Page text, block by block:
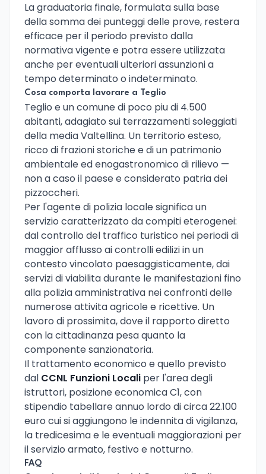
La graduatoria finale, formulata sulla base
della somma dei punteggi delle prove, restera
efficace per il periodo previsto dalla
normativa vigente e potra essere utilizzata
anche per eventuali ulteriori assunzioni a
tempo determinato o indeterminato.
Cosa comporta lavorare a Teglio
Teglio e un comune di poco piu di 4.500
abitanti, adagiato sui terrazzamenti soleggiati
della media Valtellina. Un territorio esteso,
ricco di frazioni storiche e di un patrimonio
ambientale ed enogastronomico di rilievo —
non a caso il paese e considerato patria dei
pizzoccheri.
Per l'agente di polizia locale significa un
servizio caratterizzato da compiti eterogenei:
dal controllo del traffico turistico nei periodi di
maggior afflusso ai controlli edilizi in un
contesto vincolato paesaggisticamente, dai
servizi di viabilita durante le manifestazioni fino
alla polizia amministrativa nei confronti delle
numerose attivita agricole e ricettive. Un
lavoro di prossimita, dove il rapporto diretto
con la cittadinanza pesa quanto la
componente sanzionatoria.
Il trattamento economico e quello previsto
dal CCNL Funzioni Locali per l'area degli
istruttori, posizione economica C1, con
stipendio tabellare annuo lordo di circa 22.100
euro cui si aggiungono le indennita di vigilanza,
la tredicesima e le eventuali maggiorazioni per
il servizio armato, festivo e notturno.
FAQ